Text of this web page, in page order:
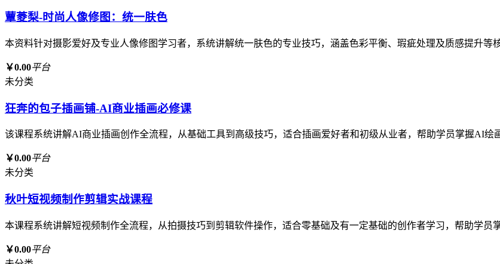
蕈菱梨-时尚人像修图：统一肤色
本资料针对摄影爱好及专业人像修图学习者，系统讲解统一肤色的专业技巧，涵盖色彩平衡、瑕疵处理及质感提升
￥0.00平台
未分类
狂奔的包子插画铺-AI商业插画必修课
该课程系统讲解AI商业插画创作全流程，从基础工具到高级技巧，适合插画爱好者和初级从业者，帮助学员掌握AI
￥0.00平台
未分类
秋叶短视频制作剪辑实战课程
本课程系统讲解短视频制作全流程，从拍摄技巧到剪辑软件操作，适合零基础及有一定基础的创作者学习，帮助学
￥0.00平台